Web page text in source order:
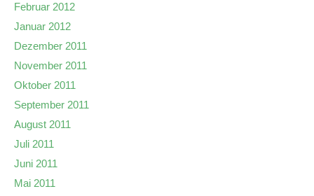
Februar 2012
Januar 2012
Dezember 2011
November 2011
Oktober 2011
September 2011
August 2011
Juli 2011
Juni 2011
Mai 2011